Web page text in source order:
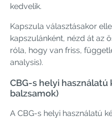
kedvelik.
Kapszula választásakor
kapszulánként, nézd át az
róla, hogy van friss,
analysis).
CBG-s helyi
balzsamok)
A CBG-s helyi használatú